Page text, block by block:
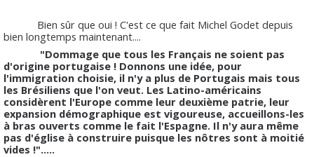
Bien sûr que oui ! C'est ce que fait Michel Godet depuis
bien longtemps maintenant....
"Dommage que tous les Français ne soient pas
d'origine portugaise ! Donnons une idée, pour
l'immigration choisie, il n'y a plus de Portugais mais tous
les Brésiliens que l'on veut. Les Latino-américains
considèrent l'Europe comme leur deuxième patrie, leur
expansion démographique est vigoureuse, accueillons-les
à bras ouverts comme le fait l'Espagne. Il n'y aura même
pas d'église à construire puisque les nôtres sont à moitié
vides !".....